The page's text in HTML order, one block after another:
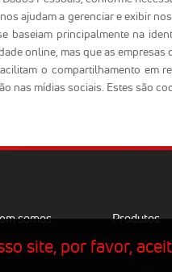
ajudam a gerenciar e exibir
baseiam principalmente na
online, mas que as
o compartilhamento
nas mídias sociais. Estes são
somos Produtos
site, por favor,